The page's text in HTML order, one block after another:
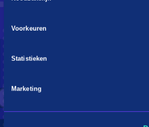
Voorkeuren
Statistieken
Marketing